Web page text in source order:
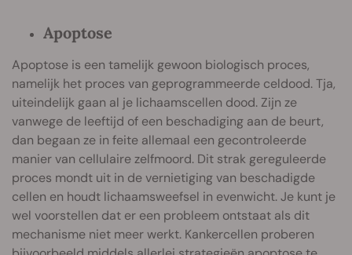
Apoptose
Apoptose is een tamelijk gewoon biologisch proces,
namelijk het proces van geprogrammeerde celdood. Tja,
uiteindelijk gaan al je lichaamscellen dood. Zijn ze
vanwege de leeftijd of een beschadiging aan de beurt,
dan begaan ze in feite allemaal een gecontroleerde
manier van cellulaire zelfmoord. Dit strak gereguleerde
proces mondt uit in de vernietiging van beschadigde
cellen en houdt lichaamsweefsel in evenwicht. Je kunt je
wel voorstellen dat er een probleem ontstaat als dit
mechanisme niet meer werkt. Kankercellen proberen